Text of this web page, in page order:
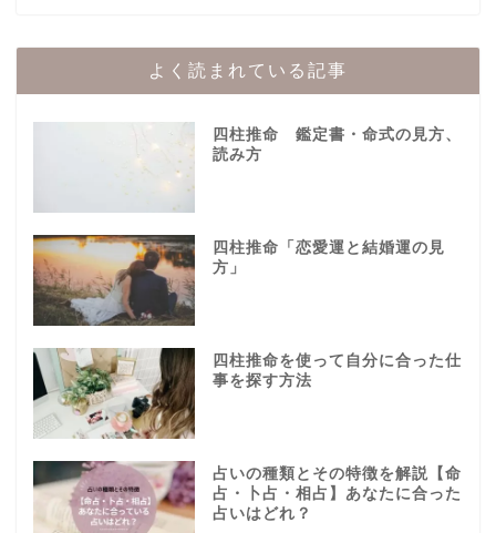
よく読まれている記事
四柱推命 鑑定書・命式の見方、
読み方
四柱推命「恋愛運と結婚運の見
方」
四柱推命を使って自分に合った仕
事を探す方法
占いの種類とその特徴を解説【命
占・卜占・相占】あなたに合った
占いはどれ？